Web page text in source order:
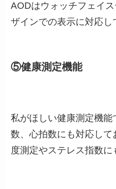
AODはウォッチフェイ
ザインでの表示に対応し
⑤健康測定機能
私がほしい健康測定機
数、心拍数にも対応し
度測定やステレス指数に